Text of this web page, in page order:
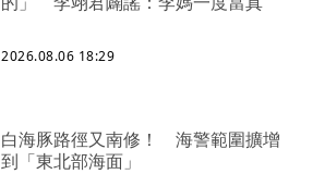
2026.08.06 18:29
白海豚路徑又南修！ 海警範圍擴增
到「東北部海面」